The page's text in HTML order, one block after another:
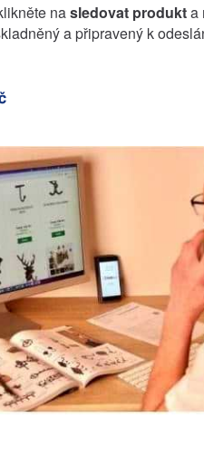
nasledovat produkta
a připravený k